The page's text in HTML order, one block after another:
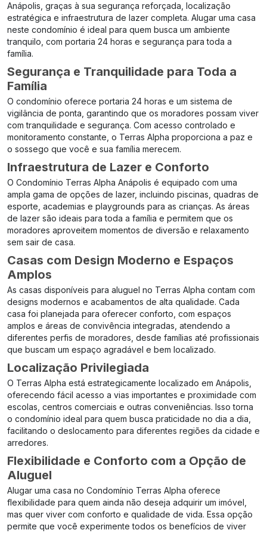
Anápolis, graças à sua segurança reforçada, localização
estratégica e infraestrutura de lazer completa. Alugar uma casa
neste condomínio é ideal para quem busca um ambiente
tranquilo, com portaria 24 horas e segurança para toda a
família.
Segurança e Tranquilidade para Toda a
Família
O condomínio oferece portaria 24 horas e um sistema de
vigilância de ponta, garantindo que os moradores possam viver
com tranquilidade e segurança. Com acesso controlado e
monitoramento constante, o Terras Alpha proporciona a paz e
o sossego que você e sua família merecem.
Infraestrutura de Lazer e Conforto
O Condomínio Terras Alpha Anápolis é equipado com uma
ampla gama de opções de lazer, incluindo piscinas, quadras de
esporte, academias e playgrounds para as crianças. As áreas
de lazer são ideais para toda a família e permitem que os
moradores aproveitem momentos de diversão e relaxamento
sem sair de casa.
Casas com Design Moderno e Espaços
Amplos
As casas disponíveis para aluguel no Terras Alpha contam com
designs modernos e acabamentos de alta qualidade. Cada
casa foi planejada para oferecer conforto, com espaços
amplos e áreas de convivência integradas, atendendo a
diferentes perfis de moradores, desde famílias até profissionais
que buscam um espaço agradável e bem localizado.
Localização Privilegiada
O Terras Alpha está estrategicamente localizado em Anápolis,
oferecendo fácil acesso a vias importantes e proximidade com
escolas, centros comerciais e outras conveniências. Isso torna
o condomínio ideal para quem busca praticidade no dia a dia,
facilitando o deslocamento para diferentes regiões da cidade e
arredores.
Flexibilidade e Conforto com a Opção de
Aluguel
Alugar uma casa no Condomínio Terras Alpha oferece
flexibilidade para quem ainda não deseja adquirir um imóvel,
mas quer viver com conforto e qualidade de vida. Essa opção
permite que você experimente todos os benefícios de viver